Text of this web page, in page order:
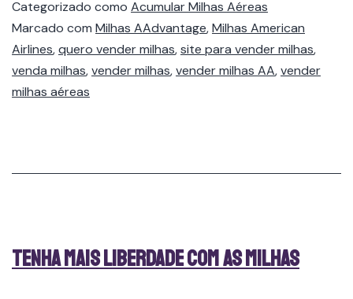
Categorizado como Acumular Milhas Aéreas
Marcado com Milhas AAdvantage,Milhas American
Airlines,quero vender milhas,site para vender milhas,
venda milhas,vender milhas,vender milhas AA,vender
milhas aéreas
Tenha mais liberdade com as milhas